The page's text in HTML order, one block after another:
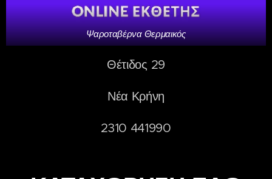
Ψαροταβέρνα Θερμαικός
Θέτιδος 29
Νέα Κρήνη
2310 441990